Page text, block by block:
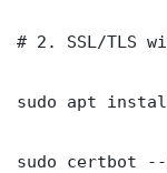
# 2. SSL/TLS
sudo apt
sudo certbot --